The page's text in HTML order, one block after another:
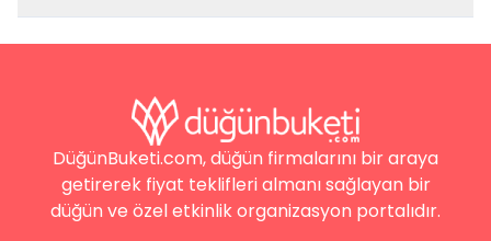
DüğünBuketi.com, düğün firmalarını bir araya
getirerek fiyat teklifleri almanı sağlayan bir
düğün ve özel etkinlik organizasyon portalıdır.